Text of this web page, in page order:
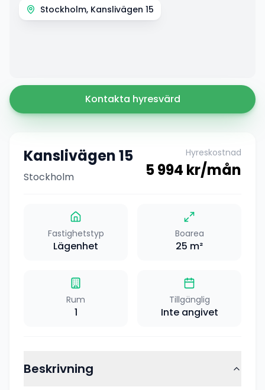
Stockholm, Kanslivägen 15
Kontakta hyresvärd
Kanslivägen 15
Stockholm
Hyreskostnad
5 994 kr/mån
Fastighetstyp
Lägenhet
Boarea
25 m²
Rum
1
Tillgänglig
Inte angivet
Beskrivning